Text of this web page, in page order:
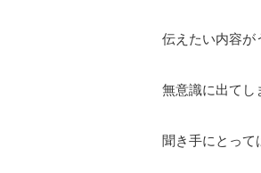
伝えたい内容が
無意識に出てし
聞き手にとって